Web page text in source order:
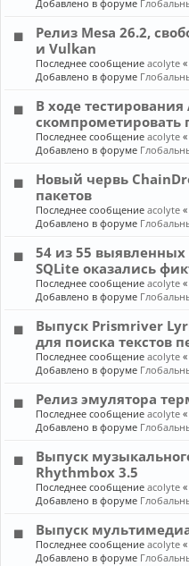
Добавлено в форуме
Релиз Mesa 26.2,
и Vulkan
Последнее сообщениеacolyte
Добавлено в форуме
В ходе тестирования
скомпрометировать
Последнее сообщениеacolyte
Добавлено в форуме
Новый червь
пакетов
Последнее сообщениеacolyte
Добавлено в форуме
54 из 55 выявленных
SQLite оказались
Последнее сообщениеacolyte
Добавлено в форуме
Выпуск Prismriver
для поиска текстов
Последнее сообщениеacolyte
Добавлено в форуме
Релиз эмулятора
Последнее сообщениеacolyte
Добавлено в форуме
Выпуск
Rhythmbox 3.5
Последнее сообщениеacolyte
Добавлено в форуме
Выпуск
Последнее сообщениеacolyte
Добавлено в форуме